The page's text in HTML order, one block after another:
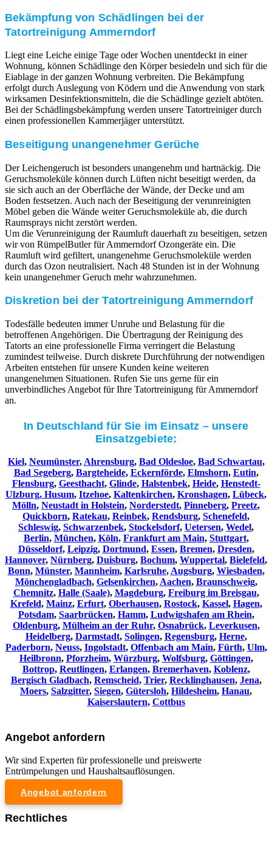
Bekämpfung von Schädlingen bei der
Tatortreinigung Ammerndorf
Liegt eine Leiche einige Tage oder Wochen unentdeckt in einer
Wohnung, können Schädlinge den Körper besiedeln und sich für die
Eiablage in der ganzen Wohnung verbreiten. Die Bekämpfung
erfolgt durch Auslegung von Ködern und die Anwendung von stark
wirksamen Desinfektionsmitteln, die die Schädlinge gezielt abtöten.
Bei der Schädlingsbekämpfung werden unsere Tatortreiniger durch
einen professionellen Kammerjäger unterstützt.
Beseitigung unangenehmer Gerüche
Der Leichengeruch ist besonders unangenehm und hartnäckig. Die
Geruchsmoleküle können durch Lüften nicht beseitigt werden, da
sie sich auch an der Oberfläche der Wände, der Decke und am
Boden festsetzen. Auch nach der Beseitigung der verunreinigten
Möbel geben die Wände weiter Geruchsmoleküle ab, die durch
Raumsprays nicht zerstört werden.
Um die Verunreinigung der Raumluft dauerhaft zu beseitigen, setzen
wir von RümpelButler für Ammerndorf Ozongeräte ein. Die
Raumluft wird gefiltert, unangenehme Geruchsmoleküle werden
durch das Ozon neutralisiert. Nach 48 Stunden ist in der Wohnung
kein unangenehmer Geruch mehr wahrzunehmen.
Diskretion bei der Tatortreinigung Ammerndorf
Todesfälle bedeuten immer Unruhe und Belastung für die
betroffenen Angehörigen. Die Übertragung der Reinigung des
Tatorts an eine professionelle Firma verringert die Belastung
zumindest teilweise. Durch diskrete Durchführung der notwendigen
Arbeiten entstehen für unsere Kunden keine weiteren
unangenehmen Situationen. Rufen Sie uns gerne für ein
unverbindliches Angebot für Ihre Tatortreinigung für Ammerndorf
an.
In Deutschland für Sie im Einsatz – unsere
Einsatzgebiete:
Kiel, Neumünster, Ahrensburg, Bad Oldesloe, Bad Schwartau,
Bad Segeberg, Bargteheide, Eckernförde, Elmshorn, Eutin,
Flensburg, Geesthacht, Glinde, Halstenbek, Heide, Henstedt-
Ulzburg, Husum, Itzehoe, Kaltenkirchen, Kronshagen, Lübeck,
Mölln, Neustadt in Holstein, Norderstedt, Pinneberg, Preetz,
Quickborn, Ratekau, Reinbek, Rendsburg, Schenefeld,
Schleswig, Schwarzenbek, Stockelsdorf, Uetersen, Wedel,
Berlin, München, Köln, Frankfurt am Main, Stuttgart,
Düsseldorf, Leipzig, Dortmund, Essen, Bremen, Dresden,
Hannover, Nürnberg, Duisburg, Bochum, Wuppertal, Bielefeld,
Bonn, Münster, Mannheim, Karlsruhe, Augsburg, Wiesbaden,
Mönchengladbach, Gelsenkirchen, Aachen, Braunschweig,
Chemnitz⁠, Halle (Saale), Magdeburg, Freiburg im Breisgau,
Krefeld, Mainz, Erfurt, Oberhausen, Rostock, Kassel, Hagen,
Potsdam, Saarbrücken, Hamm, Ludwigshafen am Rhein,
Oldenburg, Mülheim an der Ruhr, Osnabrück, Leverkusen,
Heidelberg, Darmstadt, Solingen, Regensburg, Herne,
Paderborn, Neuss, Ingolstadt, Offenbach am Main, Fürth, Ulm,
Heilbronn, Pforzheim, Würzburg, Wolfsburg, Göttingen,
Bottrop, Reutlingen, Erlangen, Bremerhaven, Koblenz,
Bergisch Gladbach, Remscheid, Trier, Recklinghausen, Jena,
Moers, Salzgitter, Siegen, Gütersloh, Hildesheim, Hanau,
Kaiserslautern, Cottbus
Angebot anfordern
Wir sind Experten für professionelle und preiswerte
Entrümpelungen und Haushaltsauflösungen.
Angebot anfordern
Rechtliches